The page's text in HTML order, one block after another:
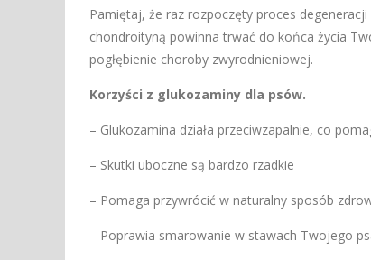
Pamiętaj, że raz rozpoczęty proces
chondroityną powinna trwać do końca życia
pogłębienie choroby zwyrodnieniowej.
Korzyści z glukozaminy dla psów.
– Glukozamina działa przeciwzapalnie, co
– Skutki uboczne są bardzo rzadkie
– Pomaga przywrócić w naturalny sposób
– Poprawia smarowanie w stawach Twojego